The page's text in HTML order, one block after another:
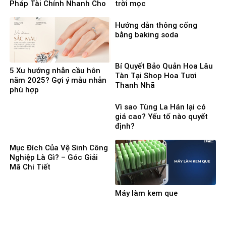
Pháp Tài Chính Nhanh Cho
trời mọc
5 Xu hướng nhẫn cầu hôn
năm 2025? Gợi ý mẫu nhẫn
phù hợp
Hướng dẫn thông cống
bằng baking soda
Bí Quyết Bảo Quản Hoa Lâu
Tàn Tại Shop Hoa Tươi
Thanh Nhã
Vì sao Tùng La Hán lại có
giá cao? Yếu tố nào quyết
định?
Mục Đích Của Vệ Sinh Công
Nghiệp Là Gì? – Góc Giải
Mã Chi Tiết
Máy làm kem que